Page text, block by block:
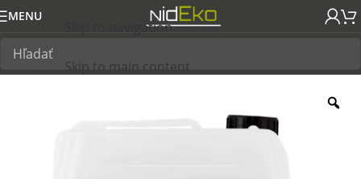
Skip to navigation
Skip to main content
MENU